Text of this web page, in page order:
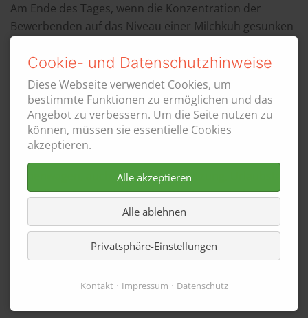
Cookie- und Datenschutzhinweise
Diese Webseite verwendet Cookies, um
bestimmte Funktionen zu ermöglichen und das
Angebot zu verbessern. Um die Seite nutzen zu
können, müssen sie essentielle Cookies
akzeptieren.
Alle akzeptieren
Alle ablehnen
Privatsphäre-Einstellungen
Kontakt Impressum Datenschutz
Am Ende des Tages, wenn die Konzentration der
Bewerbenden auf das Niveau einer Milchkuh gesunken
ist, kommt der wichtigste Part: Die Personalabteilung.
Hier geht es um das Thema Geld & Co.
Der fuchsige Personaler startet mit einem, wie er sagt,
üblichen Gehalt für neue Referenten.
Dies beträgt 3000 € (Anmerkung dies ist lediglich eine
Beispielzahl).
Firmenwagen, auch zur privaten Nutzung, Urlaubstage,
zusätzliche Ausgleichstage für Wochenendarbeit und
CAVE: Dies sind alles Dinge, die JEDE sich bewerbende
Person erhält. Gleichzeitig ist es ein geschickter
Schachzug, da es sich ja nach sehr viel anhört.
Wenn Berufsunerfahrene dies hören, dann denken sie: